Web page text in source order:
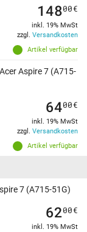
Artikel verfügbar
14800€
inkl. 19% MwSt
zzgl. Versandkosten
Aspire 7 (A715-
Artikel verfügbar
6400€
inkl. 19% MwSt
zzgl. Versandkosten
7 (A715-51G)
6200€
inkl. 19% MwSt